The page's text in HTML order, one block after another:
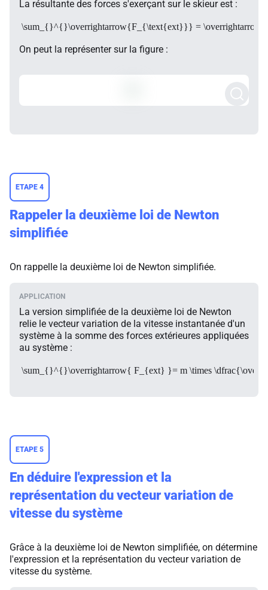
La résultante des forces s'exerçant sur le skieur est :
\sum_{}^{}\overrightarrow{F_{\text{ext}}} =
On peut la représenter sur la figure :
ETAPE 4
Rappeler la deuxième loi de Newton
simplifiée
On rappelle la deuxième loi de Newton simplifiée.
La version simplifiée de la deuxième loi de Newton
relie le vecteur variation de la vitesse instantanée d'un
système à la somme des forces extérieures appliquées
au système :
\sum_{}^{}\overrightarrow{ F_{ext} }= m \times
ETAPE 5
En déduire l'expression et la
représentation du vecteur variation de
vitesse du système
Grâce à la deuxième loi de Newton simplifiée, on détermine
l'expression et la représentation du vecteur variation de
vitesse du système.